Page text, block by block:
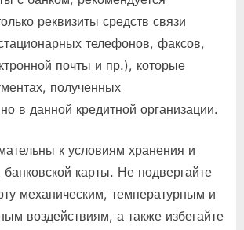
реквизиты средств связи
телефонов, факсов,
почты и пр.), которые
полученных
в данной кредитной организации.
к условиям хранения и
банковской карты. Не подвергайте
механическим, температурным и
воздействиям, а также избегайте